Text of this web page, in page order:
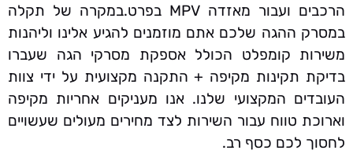
הרכבים ועבור מאזדה MPV בפרט.במקרה של תקלה
במסרק ההגה שלכם אתם מוזמנים להגיע אלינו וליהנות
משירות קומפלט הכולל אספקת מסרקי הגה שעברו
בדיקת תקינות מקיפה + התקנה מקצועית על ידי צוות
העובדים המקצועי שלנו. אנו מעניקים אחריות מקיפה
וארוכת טווח עבור השירות לצד מחירים מעולים שעשויים
לחסוך לכם כסף רב.